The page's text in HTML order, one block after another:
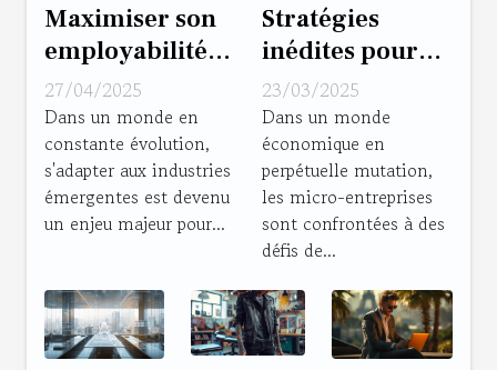
Maximiser son
employabilité
dans les
industries
émergentes
tendances et
compétences
clés
27/04/2025
Dans un monde en
constante évolution,
s'adapter aux industries
émergentes est devenu
un enjeu majeur pour...
Stratégies
inédites pour
optimiser la
rentabilité
d'une micro-
entreprise en
2023
23/03/2025
Dans un monde
économique en
perpétuelle mutation,
les micro-entreprises
sont confrontées à des
défis de...